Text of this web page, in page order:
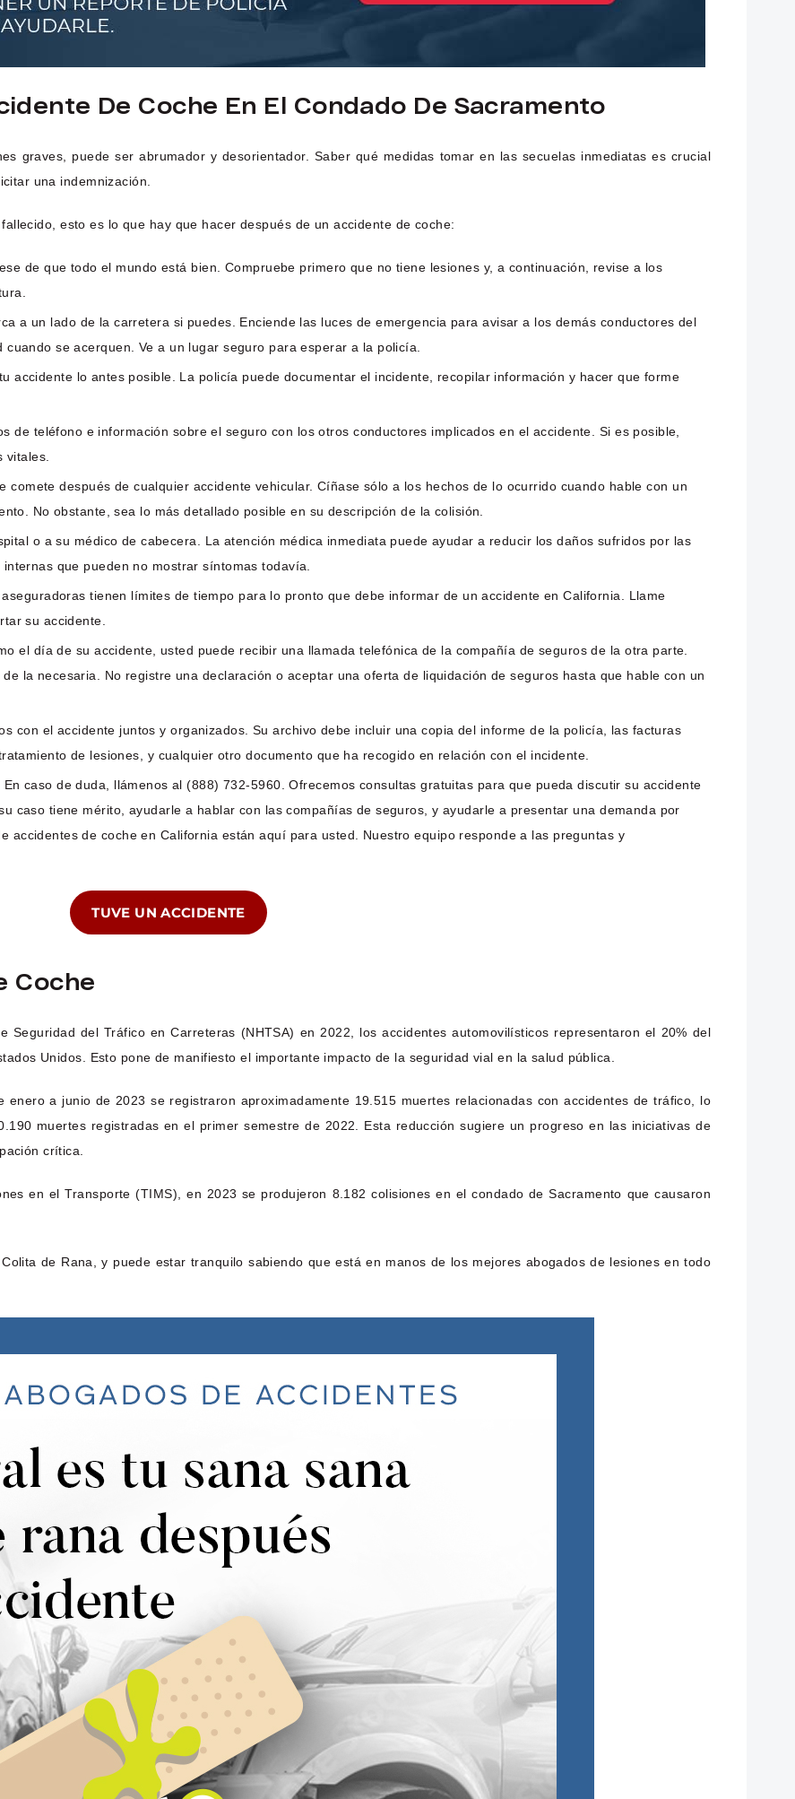
De Coche En El Condado De Sacramento
graves, puede ser abrumador y desorientador. Saber qué medidas tomar en las secuelas inmediatas es crucial
una indemnización.
esto es lo que hay que hacer después de un accidente de coche:
de que todo el mundo está bien. Compruebe primero que no tiene lesiones y, a continuación, revise a los
a un lado de la carretera si puedes. Enciende las luces de emergencia para avisar a los demás conductores del
se acerquen. Ve a un lugar seguro para esperar a la policía.
accidente lo antes posible. La policía puede documentar el incidente, recopilar información y hacer que forme
de teléfono e información sobre el seguro con los otros conductores implicados en el accidente. Si es posible,
vitales.
después de cualquier accidente vehicular. Cíñase sólo a los hechos de lo ocurrido cuando hable con un
No obstante, sea lo más detallado posible en su descripción de la colisión.
o a su médico de cabecera. La atención médica inmediata puede ayudar a reducir los daños sufridos por las
que pueden no mostrar síntomas todavía.
tienen límites de tiempo para lo pronto que debe informar de un accidente en California. Llame
su accidente.
el día de su accidente, usted puede recibir una llamada telefónica de la compañía de seguros de la otra parte.
la necesaria. No registre una declaración o aceptar una oferta de liquidación de seguros hasta que hable con un
con el accidente juntos y organizados. Su archivo debe incluir una copia del informe de la policía, las facturas
de lesiones, y cualquier otro documento que ha recogido en relación con el incidente.
En caso de duda, llámenos al (888) 732-5960. Ofrecemos consultas gratuitas para que pueda discutir su accidente
caso tiene mérito, ayudarle a hablar con las compañías de seguros, y ayudarle a presentar una demanda por
accidentes de coche en California están aquí para usted. Nuestro equipo responde a las preguntas y
TUVE UN ACCIDENTE
Coche
Seguridad del Tráfico en Carreteras (NHTSA) en 2022, los accidentes automovilísticos representaron el 20% del
Unidos. Esto pone de manifiesto el importante impacto de la seguridad vial en la salud pública.
a junio de 2023 se registraron aproximadamente 19.515 muertes relacionadas con accidentes de tráfico, lo
muertes registradas en el primer semestre de 2022. Esta reducción sugiere un progreso en las iniciativas de
crítica.
en el Transporte (TIMS), en 2023 se produjeron 8.182 colisiones en el condado de Sacramento que causaron
de Rana, y puede estar tranquilo sabiendo que está en manos de los mejores abogados de lesiones en todo